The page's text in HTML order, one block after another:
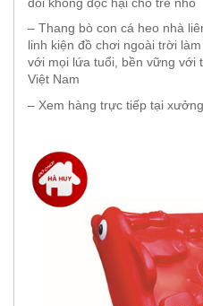
đối không độc hại cho trẻ nhỏ
– Thang bò con cá heo nhà
linh kiện đồ chơi ngoài trời
với mọi lứa tuổi, bền vững với
Việt Nam
– Xem hàng trực tiếp tại